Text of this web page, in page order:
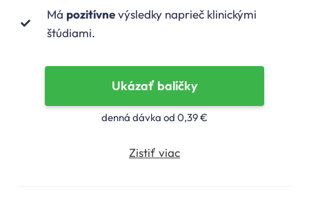
Má pozitívnevýsledky naprieč klinickými
štúdiami.
Ukázať balíčky
denná dávka od 0,39 €
Zistiť viac